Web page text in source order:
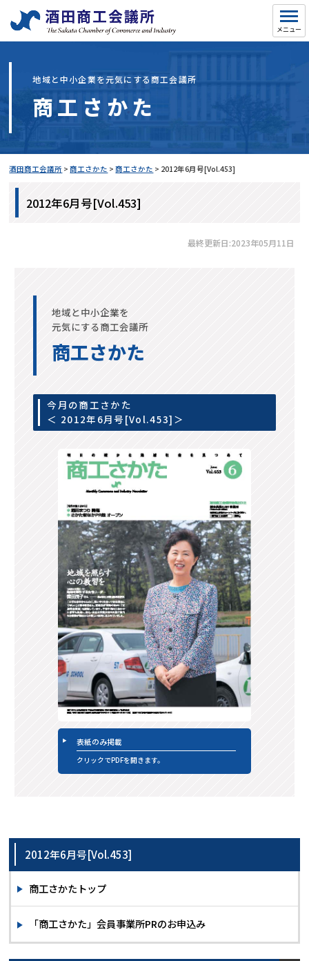
地域と中小企業を元気にする商工会議所
商工さかた
酒田商工会議所 >商工さかた >商工さかた > 2012年6月号[Vol.453]
2012年6月号[Vol.453]
最終更新日:2023年05月11日
地域と中小企業を
元気にする商工会議所
商工さかた
今月の商工さかた
＜ 2012年6月号[Vol.453]＞
表紙のみ掲載
クリックでPDFを開きます。
2012年6月号[Vol.453]
商工さかたトップ
「商工さかた」会員事業所PRのお申込み